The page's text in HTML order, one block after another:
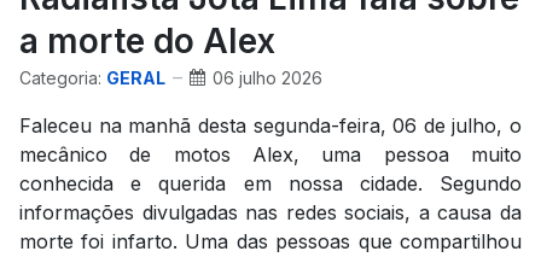
a morte do Alex
Categoria: GERAL 06 julho 2026
Faleceu na manhã desta segunda-feira, 06 de julho, o
mecânico de motos Alex, uma pessoa muito
conhecida e querida em nossa cidade. Segundo
informações divulgadas nas redes sociais, a causa da
morte foi infarto. Uma das pessoas que compartilhou